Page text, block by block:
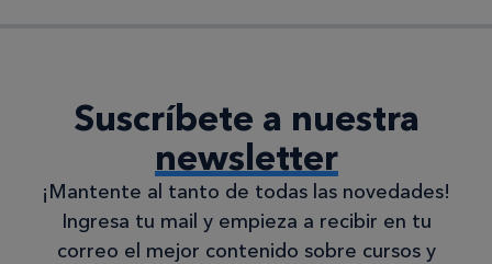
Suscríbete a nuestra
newsletter
¡Mantente al tanto de todas las novedades!
Ingresa tu mail y empieza a recibir en tu
correo el mejor contenido sobre cursos y